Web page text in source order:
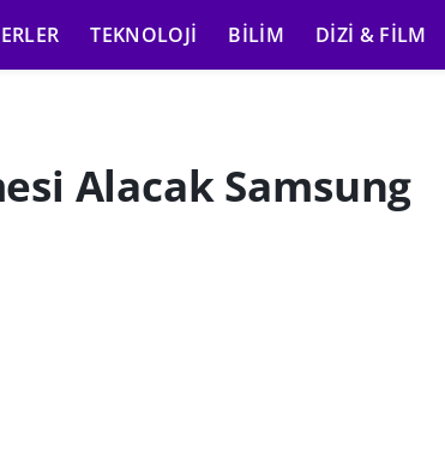
TEKNOLOJI BILIM DIZI & FILM
Alacak Samsung